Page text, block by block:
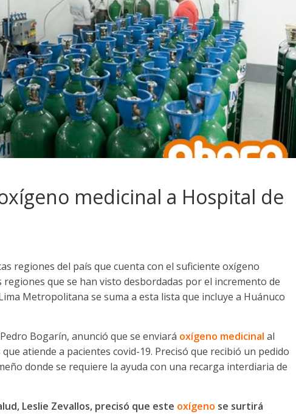
medicinal a Hospital de
regiones del país que cuenta con el suficiente oxígeno
que se han visto desbordadas por el incremento de
Metropolitana se suma a esta lista que incluye a Huánuco
Bogarín, anunció que se enviará oxígeno medicinal al
atiende a pacientes covid-19. Precisó que recibió un pedido
donde se requiere la ayuda con una recarga interdiaria de
Leslie Zevallos, precisó que este oxígeno se surtirá